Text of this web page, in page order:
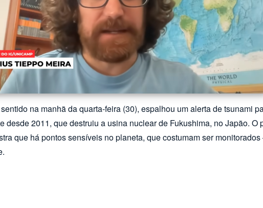
na manhã da quarta-feira (30), espalhou um alerta de tsunami
desde 2011, que destruiu a usina nuclear de Fukushima, no Japão.
que há pontos sensíveis no planeta, que costumam ser